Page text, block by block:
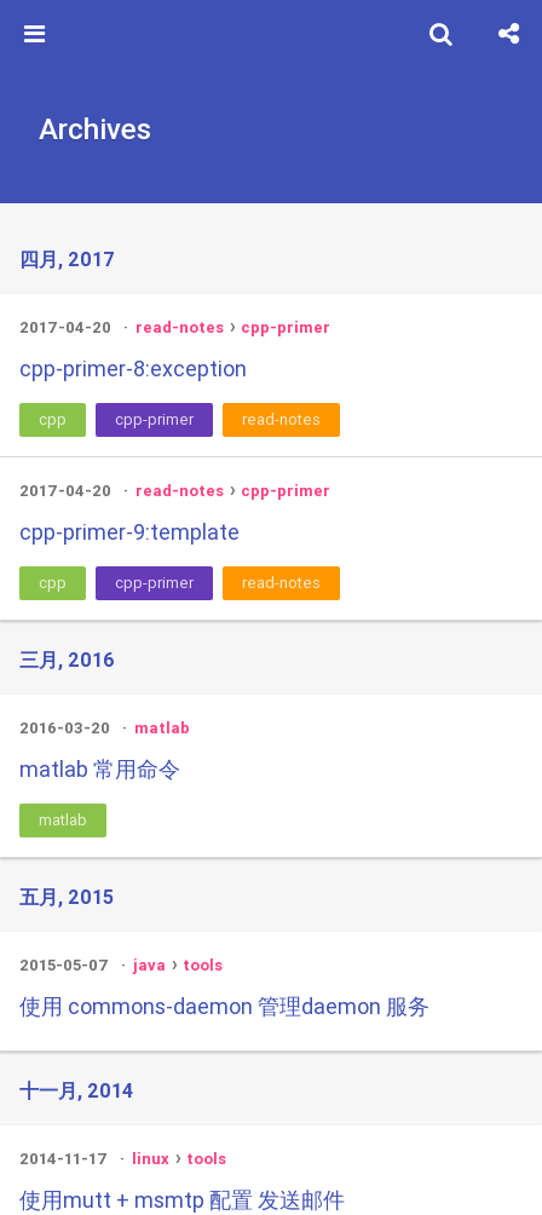
Archives
四月, 2017
2017-04-20 read-notes cpp-primer
cpp-primer-8:exception
cpp cpp-primer read-notes
2017-04-20 read-notes cpp-primer
cpp-primer-9:template
cpp cpp-primer read-notes
三月, 2016
2016-03-20 matlab
matlab 常用命令
matlab
五月, 2015
2015-05-07 java tools
使用 commons-daemon 管理daemon 服务
十一月, 2014
2014-11-17 linux tools
使用mutt + msmtp 配置 发送邮件